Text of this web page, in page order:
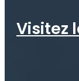
Visitez